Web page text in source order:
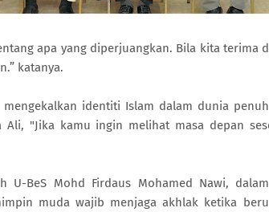
apa yang diperjuangkan. Bila kita terima
katanya.
identiti Islam dalam dunia
"Jika kamu ingin melihat masa depan
U-BeS Mohd Firdaus Mohamed Nawi,
muda wajib menjaga akhlak ketika